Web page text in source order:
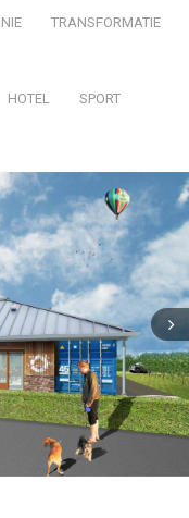
TRANSFORMATIE
HOTEL SPORT